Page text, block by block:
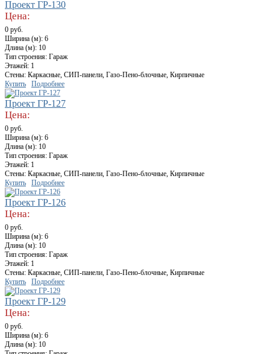
Проект ГР-130
Цена:
0 руб.
Ширина (м): 6
Длина (м): 10
Тип строения: Гараж
Этажей: 1
Стены: Каркасные, СИП-панели, Газо-Пено-блочные, Кирпичные
Купить
Подробнее
Проект ГР-127
Цена:
0 руб.
Ширина (м): 6
Длина (м): 10
Тип строения: Гараж
Этажей: 1
Стены: Каркасные, СИП-панели, Газо-Пено-блочные, Кирпичные
Купить
Подробнее
Проект ГР-126
Цена:
0 руб.
Ширина (м): 6
Длина (м): 10
Тип строения: Гараж
Этажей: 1
Стены: Каркасные, СИП-панели, Газо-Пено-блочные, Кирпичные
Купить
Подробнее
Проект ГР-129
Цена:
0 руб.
Ширина (м): 6
Длина (м): 10